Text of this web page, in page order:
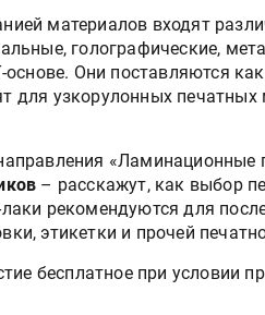
материалов входят
голографические,
Они поставляются
для узкорулонных
«Ламинационные
– расскажут, как выбор
рекомендуются для
этикетки и прочей
бесплатное при условии